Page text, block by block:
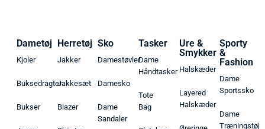
Dametøj
Kjoler
Buksedragter
Bukser
Herretøj
Jakker
Jakkesæt
Blazer
Sko
Damestøvler
Damesko
Dame
Sandaler
Tasker
Dame
Håndtasker
Tote
Bag
Ure &
Smykker
Halskæder
Layered
Halskæder
Sporty
&
Fashion
Dame
Sportssko
Dame
Træningstøj